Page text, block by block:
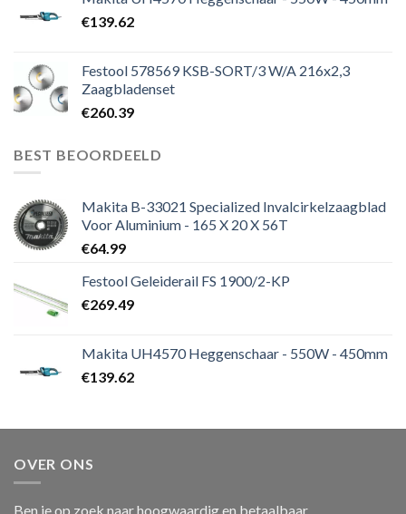
€139.62
Festool 578569 KSB-SORT/3 W/A 216x2,3
Zaagbladenset
€260.39
BEST BEOORDEELD
Makita B-33021 Specialized Invalcirkelzaagblad
Voor Aluminium - 165 X 20 X 56T
€64.99
Festool Geleiderail FS 1900/2-KP
€269.49
Makita UH4570 Heggenschaar - 550W - 450mm
€139.62
OVER ONS
Ben je op zoek naar hoogwaardig en betaalbaar